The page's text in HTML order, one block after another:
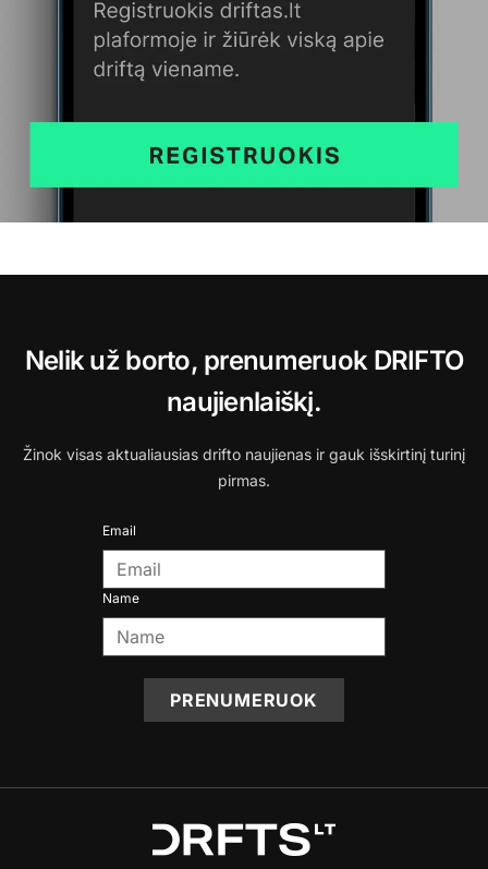
Nelik už borto, prenumeruok DRIFTO
naujienlaiškį.
Žinok visas aktualiausias drifto naujienas ir gauk išskirtinį turinį
pirmas.
Email
Name
PRENUMERUOK